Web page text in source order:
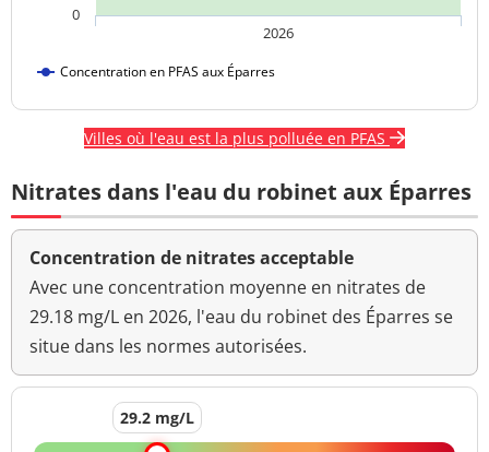
Concentration en PFAS aux Éparres
2026
0
Villes où l'eau est la plus polluée en PFAS
Nitrates dans l'eau du robinet aux Éparres
Concentration de nitrates acceptable
Avec une concentration moyenne en nitrates de
29.18 mg/L en 2026, l'eau du robinet des Éparres se
situe dans les normes autorisées.
29.2 mg/L